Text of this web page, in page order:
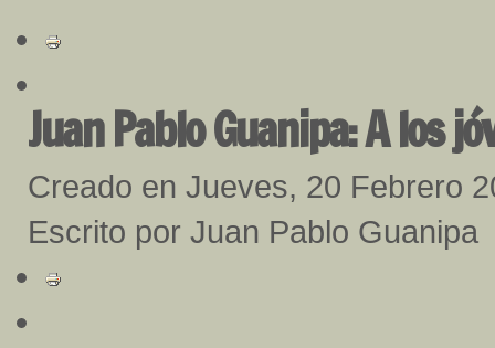
Juan Pablo Guanipa: A los
Creado en Jueves, 20 Febrero
Escrito por Juan Pablo Guanipa